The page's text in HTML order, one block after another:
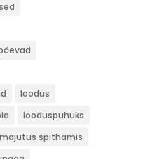
loodus
looduspuhuks
majutus spithamis